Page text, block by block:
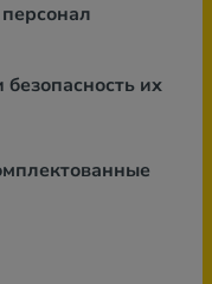
безопасность их